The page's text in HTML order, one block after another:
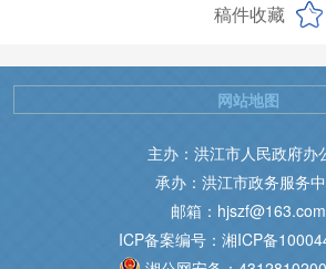
稿件收藏
主办：洪江市人民政府办
承办：洪江市政务服务
邮箱：hjszf@163.com
ICP备案编号：湘ICP备
网站地图